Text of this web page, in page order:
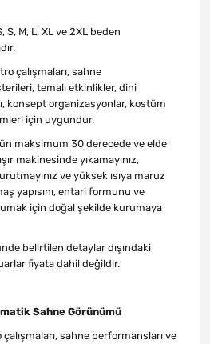
S, M, L, XL ve 2XL beden
çalışmaları, sahne
temalı etkinlikler, dini
konsept organizasyonlar, kostüm
için uygundur.
maksimum 30 derecede ve elde
makinesinde yıkamayınız,
ve yüksek ısıya maruz
yapısını, entari formunu ve
için doğal şekilde kurumaya
belirtilen detaylar dışındaki
fiyata dahil değildir.
Sahne Görünümü
sahne performansları ve